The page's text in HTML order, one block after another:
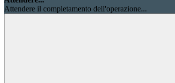
Attendere il completamento dell'operazione...